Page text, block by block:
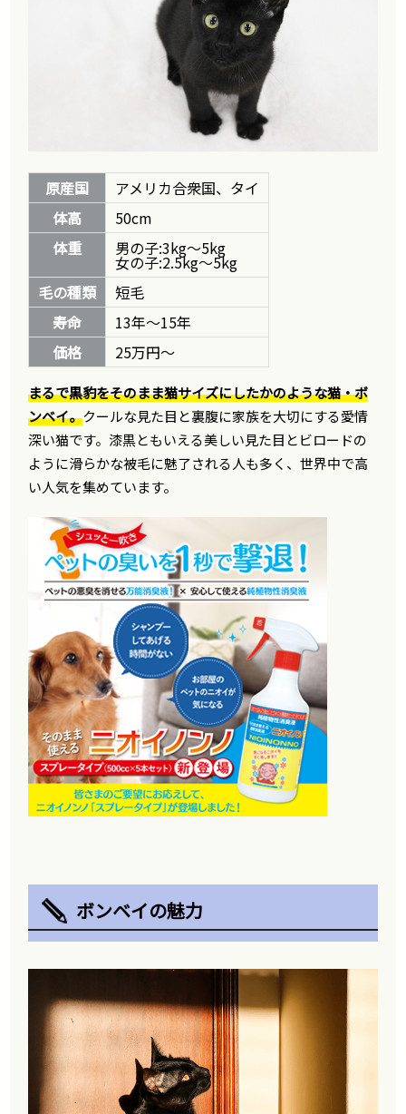
原産国
アメリカ合衆国、タイ
体高
50cm
体重
男の子:3kg～5kg
女の子:2.5kg～5kg
毛の種類
短毛
寿命
13年～15年
価格
25万円～
まるで黒豹をそのまま猫サイズにしたかのような猫・ボ
ンベイ。クールな見た目と裏腹に家族を大切にする愛情
深い猫です。漆黒ともいえる美しい見た目とビロードの
ように滑らかな被毛に魅了される人も多く、世界中で高
い人気を集めています。
ボンベイの魅力